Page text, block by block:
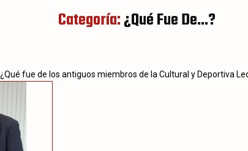
Categoría:¿Qué Fue De...?
¿Qué fue de los antiguos miembros de la Cultural y Deportiva